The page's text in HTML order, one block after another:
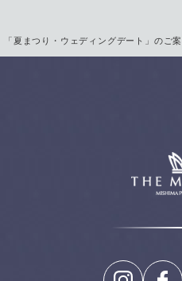
「夏まつり・ウェディングデート」のご